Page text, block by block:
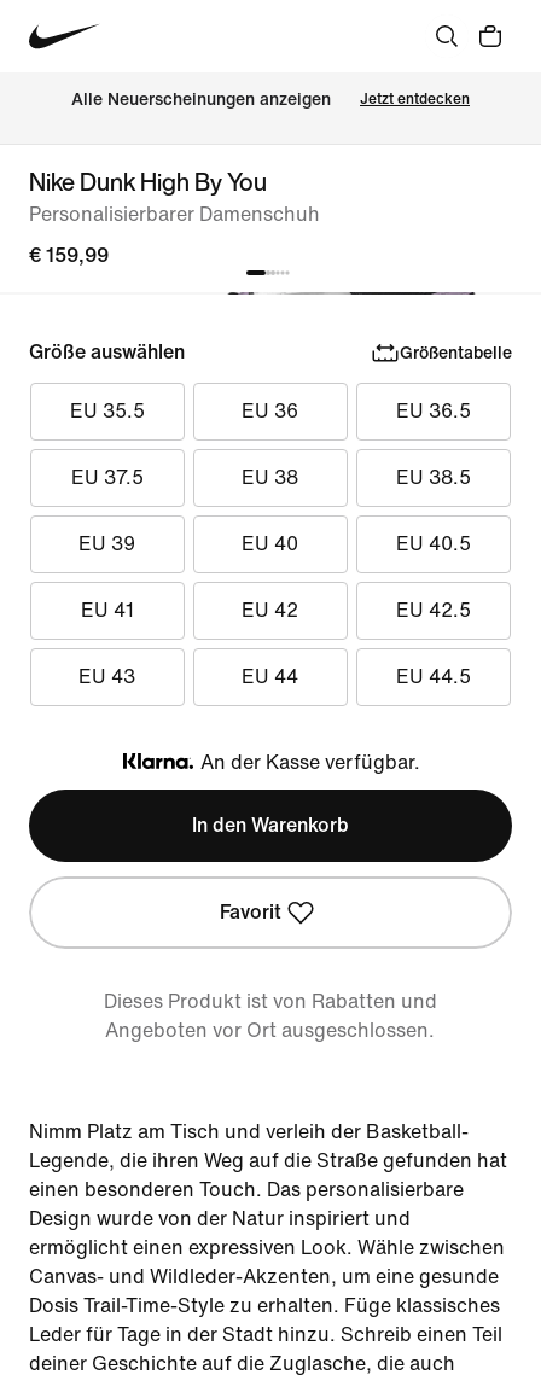
Alle Neuerscheinungen anzeigen Jetzt entdecken
Nike Dunk High By You
Personalisierbarer Damenschuh
€ 159,99
Größe auswählen Größentabelle
EU 35.5 EU 36 EU 36.5
EU 37.5 EU 38 EU 38.5
EU 39 EU 40 EU 40.5
EU 41 EU 42 EU 42.5
EU 43 EU 44 EU 44.5
Klarna
An der Kasse verfügbar.
In den Warenkorb
Favorit
Dieses Produkt ist von Rabatten und
Angeboten vor Ort ausgeschlossen.
Nimm Platz am Tisch und verleih der Basketball-
Legende, die ihren Weg auf die Straße gefunden hat
einen besonderen Touch. Das personalisierbare
Design wurde von der Natur inspiriert und
ermöglicht einen expressiven Look. Wähle zwischen
Canvas- und Wildleder-Akzenten, um eine gesunde
Dosis Trail-Time-Style zu erhalten. Füge klassisches
Leder für Tage in der Stadt hinzu. Schreib einen Teil
deiner Geschichte auf die Zuglasche, die auch